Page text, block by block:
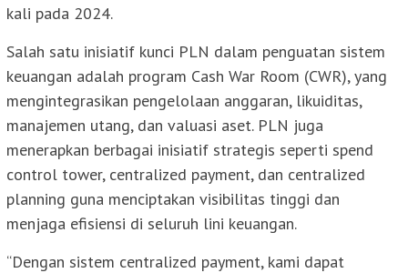
kali pada 2024.
Salah satu inisiatif kunci PLN dalam penguatan sistem
keuangan adalah program Cash War Room (CWR), yang
mengintegrasikan pengelolaan anggaran, likuiditas,
manajemen utang, dan valuasi aset. PLN juga
menerapkan berbagai inisiatif strategis seperti spend
control tower, centralized payment, dan centralized
planning guna menciptakan visibilitas tinggi dan
menjaga efisiensi di seluruh lini keuangan.
“Dengan sistem centralized payment, kami dapat